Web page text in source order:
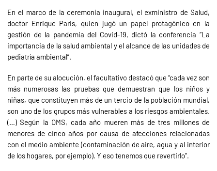
En el marco de la ceremonia inaugural, el exministro de Salud,
doctor Enrique Paris, quien jugó un papel protagónico en la
gestión de la pandemia del Covid-19, dictó la conferencia “La
importancia de la salud ambiental y el alcance de las unidades de
pediatría ambiental”.
En parte de su alocución, el facultativo destacó que “cada vez son
más numerosas las pruebas que demuestran que los niños y
niñas, que constituyen más de un tercio de la población mundial,
son uno de los grupos más vulnerables a los riesgos ambientales.
(…) Según la OMS, cada año mueren más de tres millones de
menores de cinco años por causa de afecciones relacionadas
con el medio ambiente (contaminación de aire, agua y al interior
de los hogares, por ejemplo). Y eso tenemos que revertirlo”.